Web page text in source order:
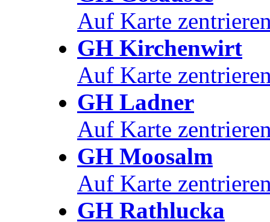
Auf Karte
GH Kirchenwirt
Auf Karte
GH Ladner
Auf Karte
GH Moosalm
Auf Karte
GH Rathlucka